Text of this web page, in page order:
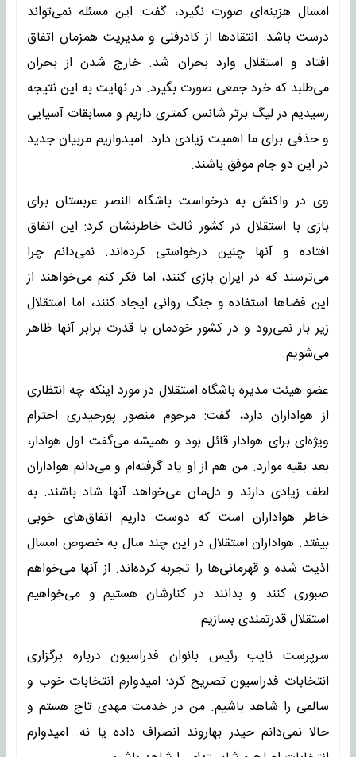
امسال هزینه‌ای صورت نگیرد، گفت: این مسئله نمی‌تواند
درست باشد. انتقاد‌ها از کادرفنی و مدیریت همزمان اتفاق
افتاد و استقلال وارد بحران شد. خارج شدن از بحران
می‌طلبد که خرد جمعی صورت بگیرد. در نهایت به این نتیجه
رسیدیم در لیگ برتر شانس کمتری داریم و مسابقات آسیایی
و حذفی برای ما اهمیت زیادی دارد. امیدواریم مربیان جدید
در این دو جام موفق باشند.
وی در واکنش به درخواست باشگاه النصر عربستان برای
بازی با استقلال در کشور ثالث خاطرنشان کرد: این اتفاق
افتاده و آنها چنین درخواستی کرده‌اند. نمی‌دانم چرا
می‌ترسند که در ایران بازی کنند، اما فکر کنم می‌خواهند از
این فضا‌ها استفاده و جنگ روانی ایجاد کنند، اما استقلال
زیر بار نمی‌رود و در کشور خودمان با قدرت برابر آنها ظاهر
می‌شویم.
عضو هیئت مدیره باشگاه استقلال در مورد اینکه چه انتظاری
از هواداران دارد، گفت: مرحوم منصور پورحیدری احترام
ویژه‌ای برای هوادار قائل بود و همیشه می‌گفت اول هوادار،
بعد بقیه موارد. من هم از او یاد گرفته‌ام و می‌دانم هواداران
لطف زیادی دارند و دل‌مان می‌خواهد آنها شاد باشند. به
خاطر هواداران است که دوست داریم اتفاق‌های خوبی
بیفتد. هواداران استقلال در این چند سال به خصوص امسال
اذیت شده و قهرمانی‌ها را تجربه کرده‌اند. از آنها می‌خواهم
صبوری کنند و بدانند در کنارشان هستیم و می‌خواهیم
استقلال قدرتمندی بسازیم.
سرپرست نایب رئیس بانوان فدراسیون درباره برگزاری
انتخابات فدراسیون تصریح کرد: امیدوارم انتخابات خوب و
سالمی را شاهد باشیم. من در خدمت مهدی تاج هستم و
حالا نمی‌دانم حیدر بهاروند انصراف داده یا نه. امیدوارم